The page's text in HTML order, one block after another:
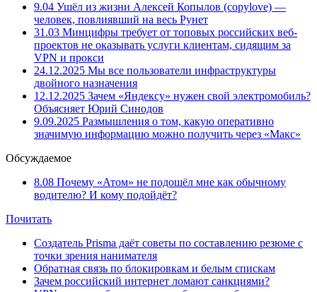
9.04 Ушёл из жизни Алексей Копылов (copylove) —
человек, повлиявший на весь Рунет
31.03 Минцифры требует от топовых российских веб-
проектов не оказывать услуги клиентам, сидящим за
VPN и прокси
24.12.2025 Мы все пользователи инфраструктуры
двойного назначения
12.12.2025 Зачем «Яндексу» нужен свой электромобиль?
Объясняет Юрий Синодов
9.09.2025 Размышления о том, какую оперативно
значимую информацию можно получить через «Макс»
Обсуждаемое
8.08 Почему «Атом» не подошёл мне как обычному
водителю? И кому подойдёт?
Почитать
Создатель Prisma даёт советы по составлению резюме с
точки зрения нанимателя
Обратная связь по блокировкам и белым спискам
Зачем российский интернет ломают санкциями?